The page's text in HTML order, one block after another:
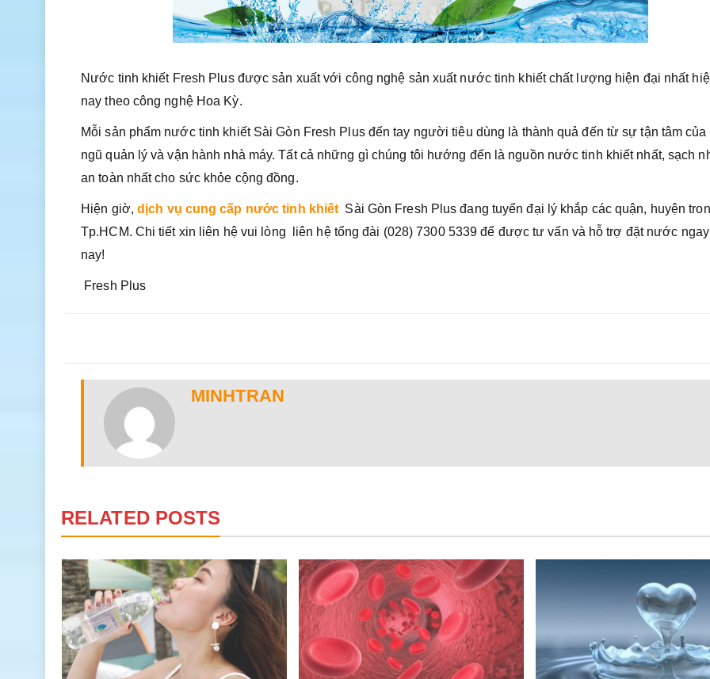
Nước tinh khiết Fresh Plus được sản xuất với công nghệ sản xuất nước tinh khiết chất lượng hiện đại nhất
nay theo công nghệ Hoa Kỳ.
Mỗi sản phẩm nước tinh khiết Sài Gòn Fresh Plus đến tay người tiêu dùng là thành quả đến từ sự tận tâm của
ngũ quản lý và vận hành nhà máy. Tất cả những gì chúng tôi hướng đến là nguồn nước tinh khiết nhất, sạch
an toàn nhất cho sức khỏe cộng đồng.
Hiện giờ, dịch vụ cung cấp nước tinh khiết Sài Gòn Fresh Plus đang tuyển đại lý khắp các quận, huyện
Tp.HCM. Chi tiết xin liên hệ vui lòng liên hệ tổng đài (028) 7300 5339 để được tư vấn và hỗ trợ đặt nước
nay!
Fresh Plus
MINHTRAN
RELATED POSTS